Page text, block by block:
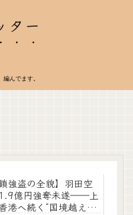
ター
編んでます。
鎖強盗の全貌】羽田空
億円強奪未遂――上
港へ続く“国境越え現